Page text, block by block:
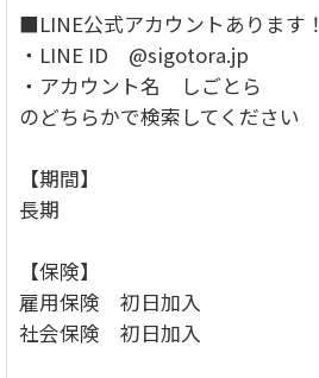
■LINE公式アカウントあります！
・LINE ID @sigotora.jp
・アカウント名 しごとら
のどちらかで検索してください
【期間】
長期
【保険】
雇用保険 初日加入
社会保険 初日加入